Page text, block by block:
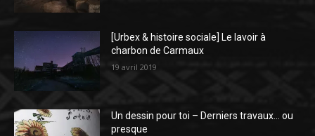
[Urbex & histoire sociale] Le lavoir à
charbon de Carmaux
19 avril 2019
Un dessin pour toi – Derniers travaux… ou
presque